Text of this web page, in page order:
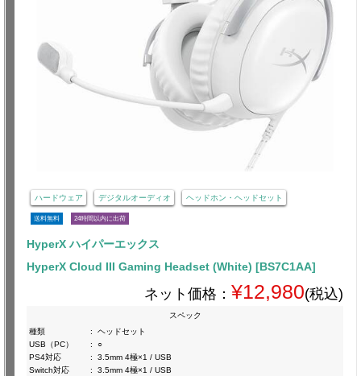
ハードウェア デジタルオーディオ ヘッドホン・ヘッドセット
送料無料 24時間以内に出荷
HyperX ハイパーエックス
HyperX Cloud III Gaming Headset (White) [BS7C1AA]
ネット価格： ¥12,980(税込)
スペック
種類
:
ヘッドセット
USB（PC）
:
○
PS4対応
:
3.5mm 4極×1 / USB
Switch対応
:
3.5mm 4極×1 / USB